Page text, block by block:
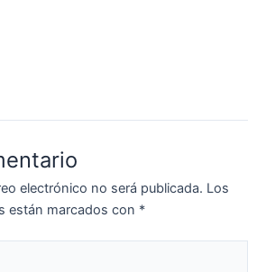
electrónico no será publicada. Los
están marcados con *